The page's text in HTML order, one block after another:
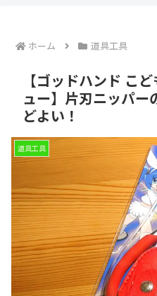
ホーム 道具工具
【ゴッドハンド こ
ュー】片刃ニッパー
どよい！
道具工具